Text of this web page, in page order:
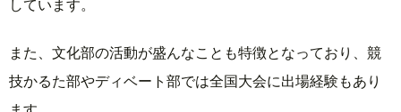
しています。
また、文化部の活動が盛んなことも特徴となっており、競
技かるた部やディベート部では全国大会に出場経験もあり